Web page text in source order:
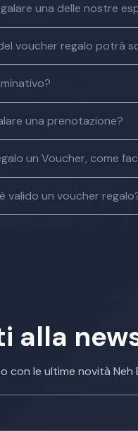
una delle nostre
voucher regalo potrà
una prenotazione?
un Voucher, come
valido un voucher
alla
con le ultime novità Neh